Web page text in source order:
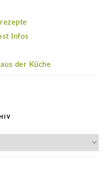
Infos
der Küche